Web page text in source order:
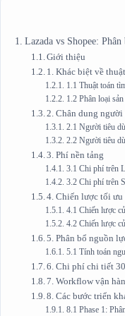
Lazada vs Shopee:
Giới thiệu
1. Khác biệt về
1.1 Thuật toán
1.2 Phân loại
2. Chân dung người
2.1 Người tiêu
2.2 Người tiêu
3. Phí nền tảng
3.1 Chi phí trên
3.2 Chi phí trên
4. Chiến lược tối ưu
4.1 Chiến lược
4.2 Chiến lược
5. Phân bổ nguồn
5.1 Tính toán
6. Chi phí chi tiết
7. Workflow vận
8. Các bước triển
8.1 Phase 1: